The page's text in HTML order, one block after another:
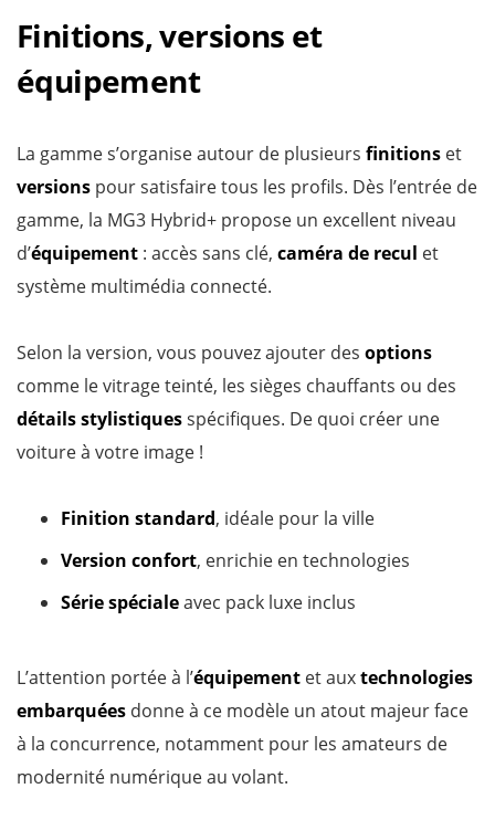
Finitions, versions et
équipement
La gamme s’organise autour de plusieurs finitions et
versions pour satisfaire tous les profils. Dès l’entrée de
gamme, la MG3 Hybrid+ propose un excellent niveau
d’équipement : accès sans clé, caméra de recul et
système multimédia connecté.
Selon la version, vous pouvez ajouter des options
comme le vitrage teinté, les sièges chauffants ou des
détails stylistiquesspécifiques. De quoi créer une
voiture à votre image !
Finition standard, idéale pour la ville
Version confort, enrichie en technologies
Série spécialeavec pack luxe inclus
L’attention portée à l’équipement et auxtechnologies
embarquées donne à ce modèle un atout majeur face
à la concurrence, notamment pour les amateurs de
modernité numérique au volant.